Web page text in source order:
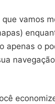
que vamos
apenas o